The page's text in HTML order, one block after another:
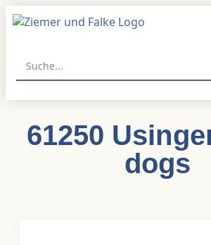
Inhalt
springen
61250
dogs